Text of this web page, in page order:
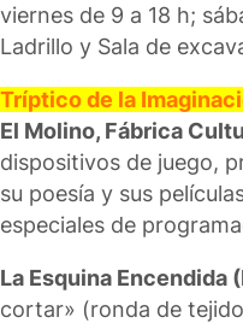
viernes de 9 a 18 h;
Ladrillo y Sala de
Tríptico de la
El Molino, Fábrica
dispositivos de juego,
su poesía y sus
especiales de
La Esquina Encendida
cortar» (ronda de